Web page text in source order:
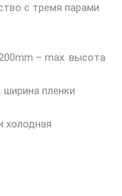
с тремя парами
– max. высота
пленки
холодная